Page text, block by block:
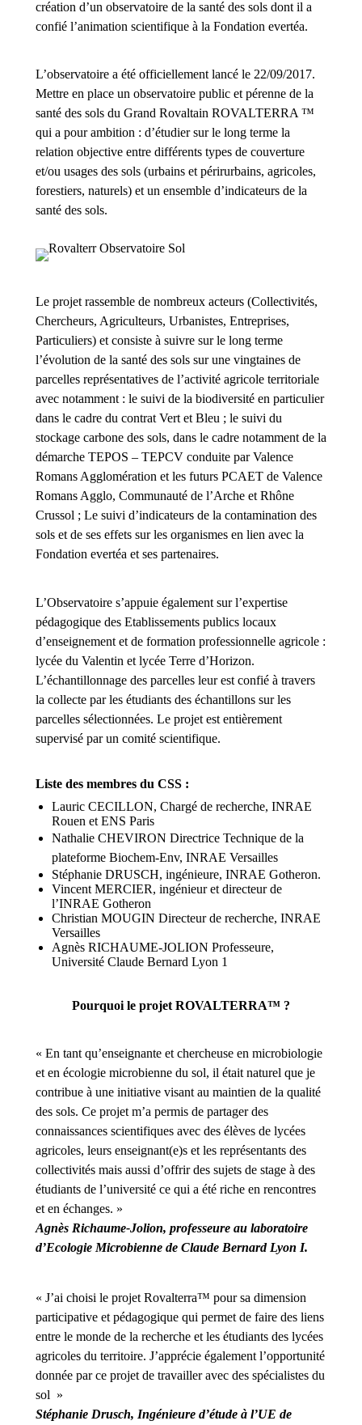
création d’un observatoire de la santé des sols dont il a
confié l’animation scientifique à la Fondation evertéa.
L’observatoire a été officiellement lancé le 22/09/2017.
Mettre en place un observatoire public et pérenne de la
santé des sols du Grand Rovaltain ROVALTERRA ™
qui a pour ambition : d’étudier sur le long terme la
relation objective entre différents types de couverture
et/ou usages des sols (urbains et périrurbains, agricoles,
forestiers, naturels) et un ensemble d’indicateurs de la
santé des sols.
Le projet rassemble de nombreux acteurs (Collectivités,
Chercheurs, Agriculteurs, Urbanistes, Entreprises,
Particuliers) et consiste à suivre sur le long terme
l’évolution de la santé des sols sur une vingtaines de
parcelles représentatives de l’activité agricole territoriale
avec notamment : le suivi de la biodiversité en particulier
dans le cadre du contrat Vert et Bleu ; le suivi du
stockage carbone des sols, dans le cadre notamment de la
démarche TEPOS – TEPCV conduite par Valence
Romans Agglomération et les futurs PCAET de Valence
Romans Agglo, Communauté de l’Arche et Rhône
Crussol ; Le suivi d’indicateurs de la contamination des
sols et de ses effets sur les organismes en lien avec la
Fondation evertéa et ses partenaires.
L’Observatoire s’appuie également sur l’expertise
pédagogique des Etablissements publics locaux
d’enseignement et de formation professionnelle agricole :
lycée du Valentin et lycée Terre d’Horizon.
L’échantillonnage des parcelles leur est confié à travers
la collecte par les étudiants des échantillons sur les
parcelles sélectionnées. Le projet est entièrement
supervisé par un comité scientifique.
Liste des membres du CSS :
Lauric CECILLON, Chargé de recherche, INRAE
Rouen et ENS Paris
Nathalie CHEVIRON Directrice Technique de la
plateforme Biochem-Env, INRAE Versailles
Stéphanie DRUSCH, ingénieure, INRAE Gotheron.
Vincent MERCIER, ingénieur et directeur de
l’INRAE Gotheron
Christian MOUGIN Directeur de recherche, INRAE
Versailles
Agnès RICHAUME-JOLION Professeure,
Université Claude Bernard Lyon 1
Pourquoi le projet ROVALTERRA™ ?
« En tant qu’enseignante et chercheuse en microbiologie
et en écologie microbienne du sol, il était naturel que je
contribue à une initiative visant au maintien de la qualité
des sols. Ce projet m’a permis de partager des
connaissances scientifiques avec des élèves de lycées
agricoles, leurs enseignant(e)s et les représentants des
collectivités mais aussi d’offrir des sujets de stage à des
étudiants de l’université ce qui a été riche en rencontres
et en échanges. »
Agnès Richaume-Jolion, professeure au laboratoire
d’Ecologie Microbienne de Claude Bernard Lyon I.
« J’ai choisi le projet Rovalterra™ pour sa dimension
participative et pédagogique qui permet de faire des liens
entre le monde de la recherche et les étudiants des lycées
agricoles du territoire. J’apprécie également l’opportunité
donnée par ce projet de travailler avec des spécialistes du
sol »
Stéphanie Drusch, Ingénieure d’étude à l’UE de